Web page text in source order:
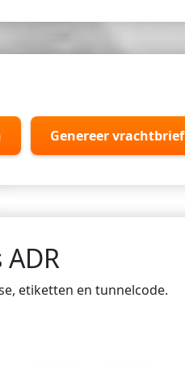
Genereer vrachtbrief
etiketten en tunnelcode.